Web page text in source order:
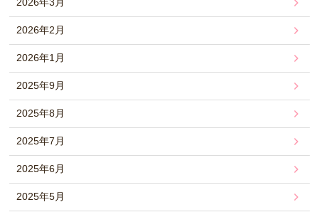
2026年2月
2026年1月
2025年9月
2025年8月
2025年7月
2025年6月
2025年5月